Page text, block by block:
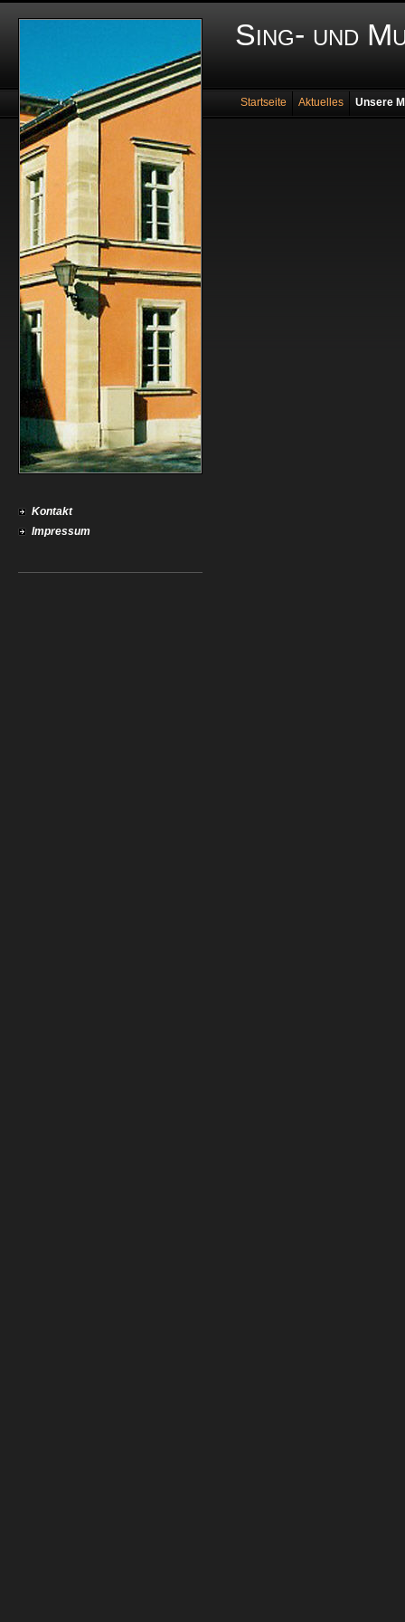
Sing- und
Kontakt
Impressum
Startseite Aktuelles Unsere